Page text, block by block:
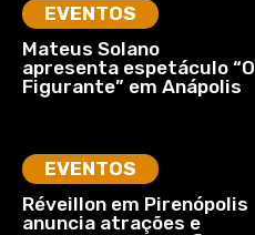
EVENTOS
Mateus Solano
apresenta espetáculo “O
Figurante” em Anápolis
EVENTOS
Réveillon em Pirenópolis
anuncia atrações e